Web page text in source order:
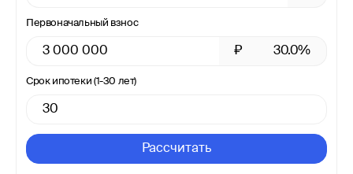
Первоначальный взнос
₽ 30.0%
Срок ипотеки (1-30 лет)
Рассчитать